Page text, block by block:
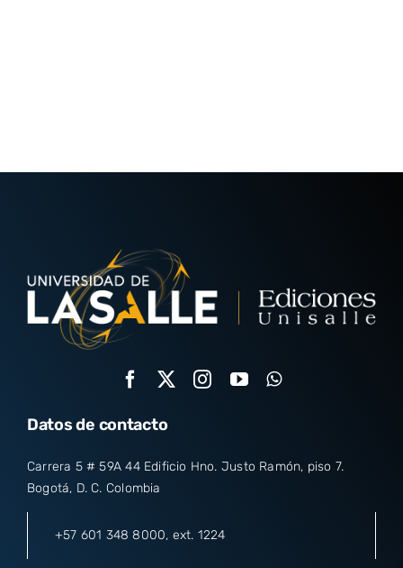
Datos de contacto
Carrera 5 # 59A 44 Edificio Hno. Justo Ramón, piso 7.
Bogotá, D. C. Colombia
+57 601 348 8000, ext. 1224